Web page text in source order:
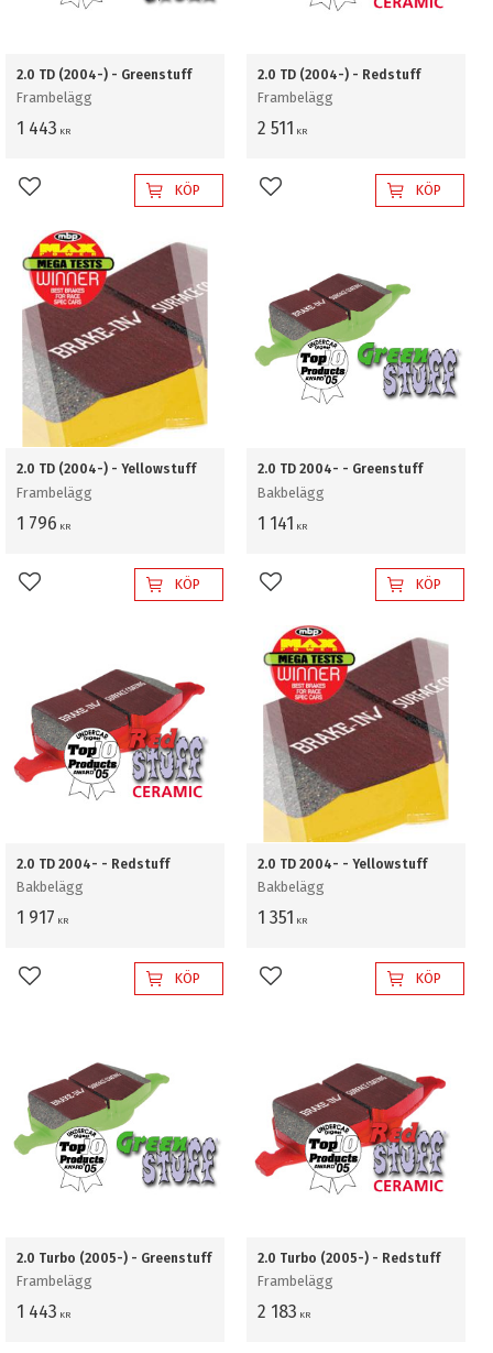
2.0 TD (2004-) - Greenstuff
Frambelägg
1 443 KR
Lägg till i favoriterKÖP
2.0 TD (2004-) - Redstuff
Frambelägg
2 511 KR
Lägg till i favoriterKÖP
2.0 TD (2004-) - Yellowstuff
Frambelägg
1 796 KR
Lägg till i favoriterKÖP
2.0 TD 2004- - Greenstuff
Bakbelägg
1 141 KR
Lägg till i favoriterKÖP
2.0 TD 2004- - Redstuff
Bakbelägg
1 917 KR
Lägg till i favoriterKÖP
2.0 TD 2004- - Yellowstuff
Bakbelägg
1 351 KR
Lägg till i favoriterKÖP
2.0 Turbo (2005-) - Greenstuff
Frambelägg
1 443 KR
2.0 Turbo (2005-) - Redstuff
Frambelägg
2 183 KR